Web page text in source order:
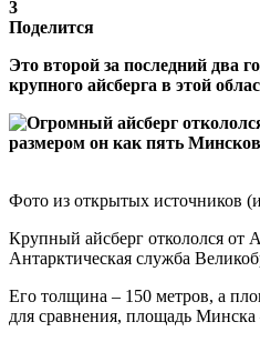
3
Поделится
Это второй за последний два
крупного айсберга в этой
Фото из открытых источников
Крупный айсберг откололся от
Антарктическая служба
Его толщина – 150 метров, а
для сравнения, площадь